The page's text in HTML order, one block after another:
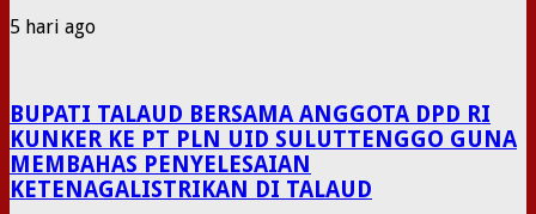
5 hari ago
BUPATI TALAUD BERSAMA ANGGOTA DPD RI
KUNKER KE PT PLN UID SULUTTENGGO GUNA
MEMBAHAS PENYELESAIAN
KETENAGALISTRIKAN DI TALAUD